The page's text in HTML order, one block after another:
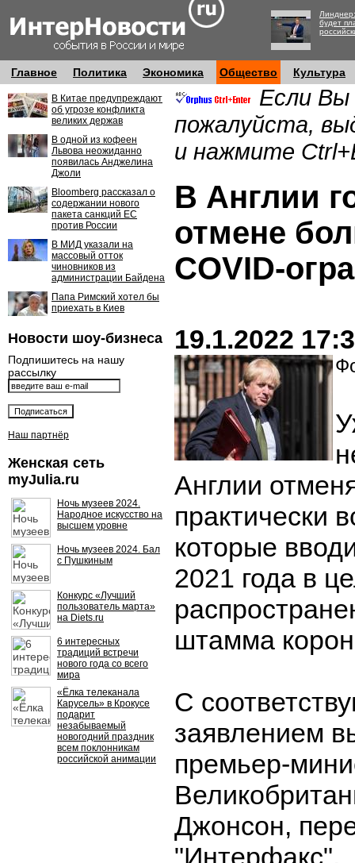
будет
Главное Политика Экономика Общество Культура
В Китае предупреждают
об угрозе конфликта
великих держав
В одной из кофеен
Львова неожиданно
появилась Анджелина
Джоли
Bloomberg рассказал о
содержании нового
пакета санкций ЕС
против России
В МИД указали на
массовый отток
чиновников из
администрации Байдена
Папа Римский хотел бы
приехать в Киев
Новости шоу-бизнеса
Подпишитесь на нашу
рассылку
Наш партнёр
Женская сеть
myJulia.ru
Ночь музеев 2024.
Народное искусство на
высшем уровне
Ночь музеев 2024. Бал
с Пушкиным
Конкурс «Лучший
пользователь марта»
на Diets.ru
6 интересных
традиций встречи
нового года со всего
мира
«Ёлка телеканала
Карусель» в Крокусе
подарит
незабываемый
новогодний праздник
всем поклонникам
российской анимации
Если Вы
пожалуйста,
и нажмите
В Англии
отмене
COVID-
19.1.2022
Англии
практически
которые
2021 года в
штамма
С
заявлением
премьер-
Джонсон,
"Интерфакс".